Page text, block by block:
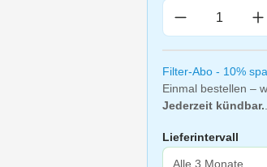
Produkt
Filter-Abo - 10%
Einmal bestellen –
Jederzeit kündbar.
Lieferintervall